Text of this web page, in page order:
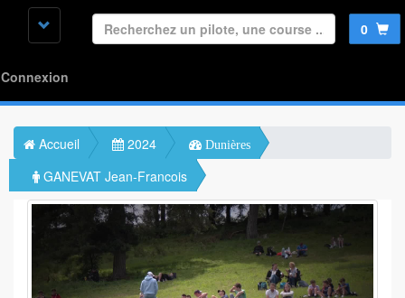
0
Accueil 2024 Dunières
GANEVAT Jean-Francois